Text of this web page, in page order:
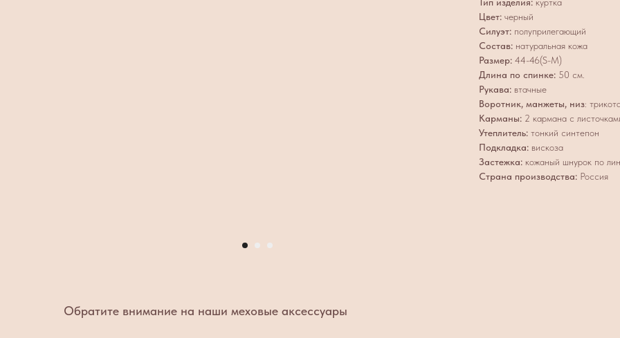
Цвет: черный
Силуэт: полуприлегающий
Состав: натуральная кожа
Размер: 44-46(S-M)
Длина по спинке: 50 см.
Рукава: втачные
Воротник, манжеты, низ:
Карманы: 2 кармана с
Утеплитель: тонкий синтепон
Подкладка: вискоза
Застежка: кожаный шнурок по
Страна производства: Россия
Обратите внимание на наши меховые аксессуары